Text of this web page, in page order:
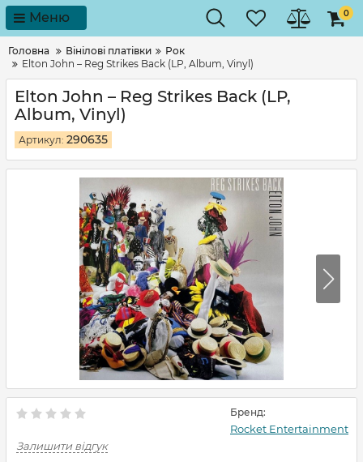
Меню 0
Головна Вінілові платівки
Рок
Elton John – Reg Strikes Back (LP, Album, Vinyl)
Elton John – Reg Strikes Back (LP,
Album, Vinyl)
Артикул: 290635
Бренд:
Rocket Entertainment
Залишити відгук